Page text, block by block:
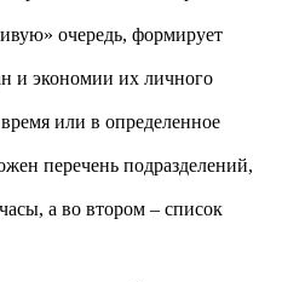
очередь, формирует
и экономии их личного
или в определенное
перечень подразделений,
а во втором – список